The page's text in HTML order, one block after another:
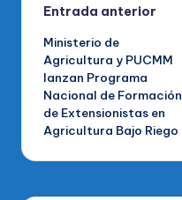
Navegación
de
entradas
Entrada anterior
Ministerio de
Agricultura y PUCMM
lanzan Programa
Nacional de Formación
de Extensionistas en
Agricultura Bajo Riego